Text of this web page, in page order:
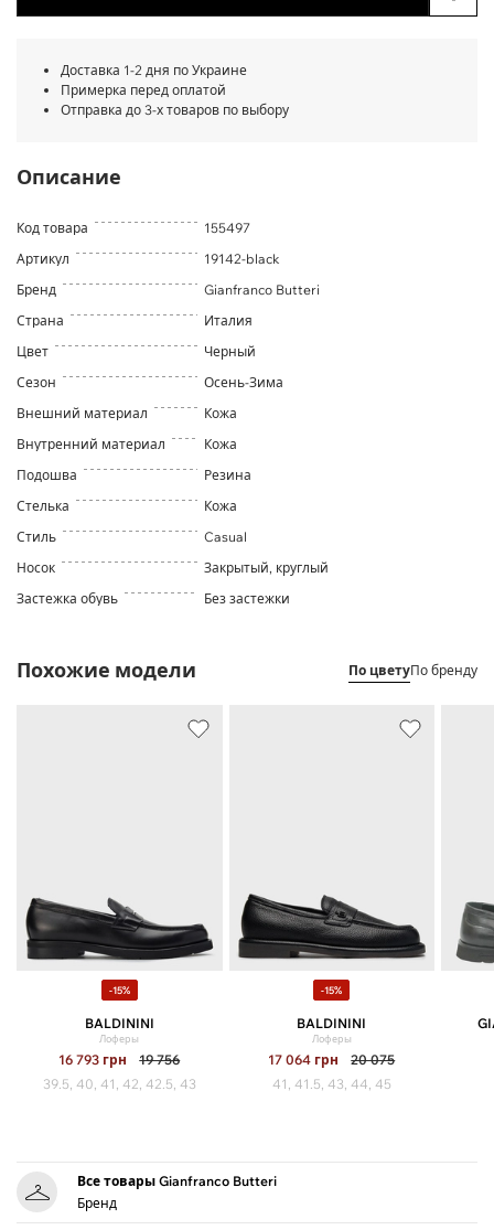
Доставка 1-2 дня по Украине
Примерка перед оплатой
Отправка до 3-х товаров по выбору
Описание
Код товара
155497
Артикул
19142-black
Бренд
Gianfranco Butteri
Страна
Италия
Цвет
Черный
Сезон
Осень-Зима
Внешний материал
Кожа
Внутренний материал
Кожа
Подошва
Резина
Стелька
Кожа
Стиль
Casual
Носок
Закрытый, круглый
Застежка обувь
Без застежки
Похожие модели По цветуПо бренду
-15%
BALDININI
Лоферы
16 793 грн
19 756
39.5, 40, 41, 42, 42.5, 43
-15%
BALDININI
Лоферы
17 064 грн
20 075
41, 41.5, 43, 44, 45
Все товары Gianfranco Butteri
Бренд